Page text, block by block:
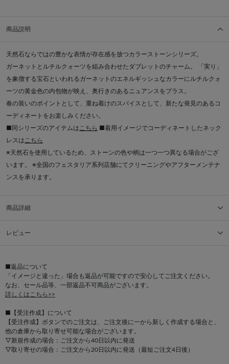
商品説明
天然石ならではの豊かな表情が存在感を放つカラーストーンシリーズ。
ガーネットとルチルクォーツを組み合わせたダブレットのチャーム。 「実り」
を象徴する宝石といわれるガーネットのエネルギッシュなカラーにルチルクォ
ーツの黄金色の内包物が映え、奥行きのあるニュアンスをプラス。
春の装いのポイントとして、重ね着けのスパイスとして、新たな発見のあるコ
ーディネートをお楽しみください。
■同シリーズのアイテムは こちら ■着用イメージでコーディネートしたネック
レスは こちら
※天然石を使用しているため、ストーンの色や柄は一つ一つ異なる場合がござ
います。 ※全国のフェスタリア系列店舗にてクリーニングやアフターメンテナ
ンスを承ります。
商品詳細
レビュー
■返品について
「イメージと違った」場合も返品が可能ですので安心してご注文ください。
なお、セール品等、一部返品不可商品がございます。
詳しくはこちら>>
■【受注作成】について
【受注作成】ボタンでのご注文は、ご注文後に一から新しく作成する場合と、
他の倉庫から取り寄せ可能な場合がございます。
▽新規作成の場合：ご注文から40日以内に発送
▽取り寄せの場合：ご注文から20日以内に発送（最短ご注文4日後）